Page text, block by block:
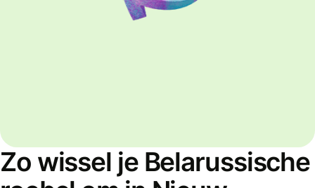
Zo wissel je Belarussische